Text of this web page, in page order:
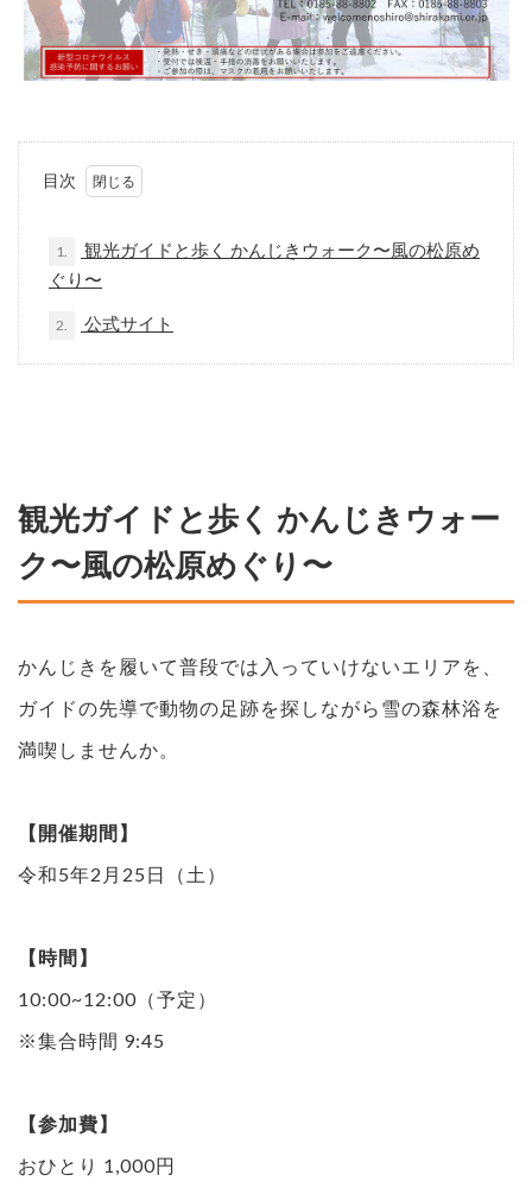
目次
1.
観光ガイドと歩く かんじきウォーク〜風の松原め
ぐり〜
2. 公式サイト
観光ガイドと歩く かんじきウォー
ク〜風の松原めぐり〜
かんじきを履いて普段では入っていけないエリアを、
ガイドの先導で動物の足跡を探しながら雪の森林浴を
満喫しませんか。
【開催期間】
令和5年2月25日（土）
【時間】
10:00~12:00（予定）
※集合時間 9:45
【参加費】
おひとり 1,000円